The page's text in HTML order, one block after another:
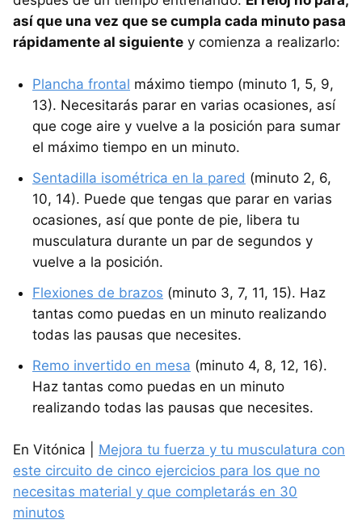
así que una vez que se cumpla cada minuto pasa
rápidamente al siguiente y comienza a realizarlo:
Plancha frontal máximo tiempo (minuto 1, 5, 9,
13). Necesitarás parar en varias ocasiones, así
que coge aire y vuelve a la posición para sumar
el máximo tiempo en un minuto.
Sentadilla isométrica en la pared (minuto 2, 6,
10, 14). Puede que tengas que parar en varias
ocasiones, así que ponte de pie, libera tu
musculatura durante un par de segundos y
vuelve a la posición.
Flexiones de brazos (minuto 3, 7, 11, 15). Haz
tantas como puedas en un minuto realizando
todas las pausas que necesites.
Remo invertido en mesa (minuto 4, 8, 12, 16).
Haz tantas como puedas en un minuto
realizando todas las pausas que necesites.
En Vitónica | Mejora tu fuerza y tu musculatura con
este circuito de cinco ejercicios para los que no
necesitas material y que completarás en 30
minutos